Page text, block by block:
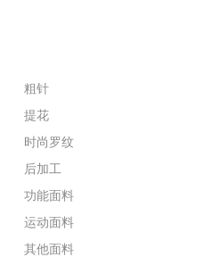
粗针
提花
时尚罗纹
后加工
功能面料
运动面料
其他面料